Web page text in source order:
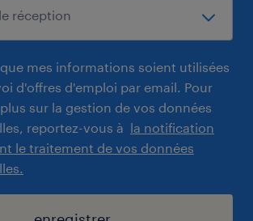
mes informations soient utilisées
d'offres d'emploi par email. Pour
sur la gestion de vos données
reportez-vous à la notification
le traitement de vos données